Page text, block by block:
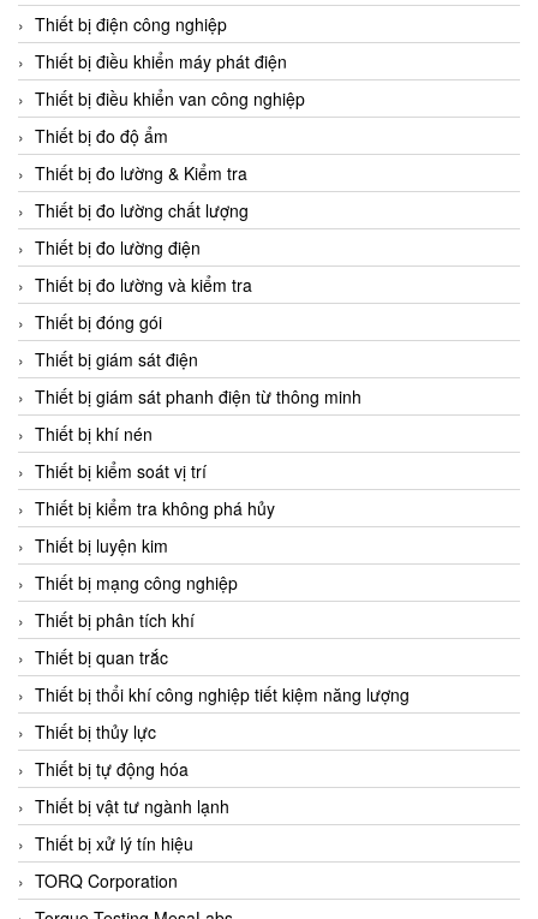
Celduc Vietnam
Cemb
Centec GmbH
CEQUBE
CHAUVIN ARNOUX
Checkline
Chino
Chiyoda Seiki
Chiyoda-Tsusho
Chongqing Huaneng
Chromalox
ChuanYi
CIC
Clage
Clake Fololo
Clark Cooper
CMC Ventilazione
Coax Valves Inc
Codel
Cofimco
Coltraco
Comat Releco
Comax
COMETECH VietNam
Thiết bị điện công nghiệp
Thiết bị điều khiển máy phát điện
Thiết bị điều khiển van công nghiệp
Thiết bị đo độ ẩm
Thiết bị đo lường & Kiểm tra
Thiết bị đo lường chất lượng
Thiết bị đo lường điện
Thiết bị đo lường và kiểm tra
Thiết bị đóng gói
Thiết bị giám sát điện
Thiết bị giám sát phanh điện từ thông minh
Thiết bị khí nén
Thiết bị kiểm soát vị trí
Thiết bị kiểm tra không phá hủy
Thiết bị luyện kim
Thiết bị mạng công nghiệp
Thiết bị phân tích khí
Thiết bị quan trắc
Thiết bị thổi khí công nghiệp tiết kiệm năng lượng
Thiết bị thủy lực
Thiết bị tự động hóa
Thiết bị vật tư ngành lạnh
Thiết bị xử lý tín hiệu
TORQ Corporation